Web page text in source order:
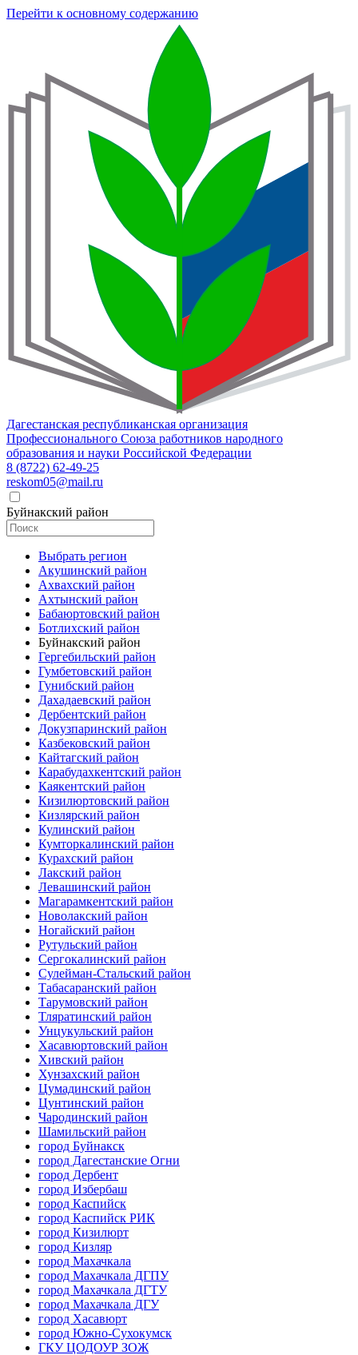
Перейти к основному содержанию
Дагестанская республиканская организация
Профессионального Союза работников народного
образования и науки Российской Федерации
8 (8722) 62-49-25
reskom05@mail.ru
Буйнакский район
Выбрать регион
Акушинский район
Ахвахский район
Ахтынский район
Бабаюртовский район
Ботлихский район
Буйнакский район
Гергебильский район
Гумбетовский район
Гунибский район
Дахадаевский район
Дербентский район
Докузпаринский район
Казбековский район
Кайтагский район
Карабудахкентский район
Каякентский район
Кизилюртовский район
Кизлярский район
Кулинский район
Кумторкалинский район
Курахский район
Лакский район
Левашинский район
Магарамкентский район
Новолакский район
Ногайский район
Рутульский район
Сергокалинский район
Сулейман-Стальский район
Табасаранский район
Тарумовский район
Тляратинский район
Унцукульский район
Хасавюртовский район
Хивский район
Хунзахский район
Цумадинский район
Цунтинский район
Чародинский район
Шамильский район
город Буйнакск
город Дагестанские Огни
город Дербент
город Избербаш
город Каспийск
город Каспийск РИК
город Кизилюрт
город Кизляр
город Махачкала
город Махачкала ДГПУ
город Махачкала ДГТУ
город Махачкала ДГУ
город Хасавюрт
город Южно-Сухокумск
ГКУ ЦОДОУР ЗОЖ